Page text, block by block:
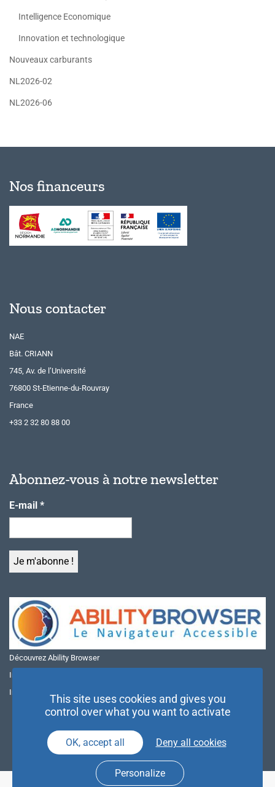
Intelligence Economique
Innovation et technologique
Nouveaux carburants
NL2026-02
NL2026-06
Nos financeurs
Nous contacter
NAE
Bât. CRIANN
745, Av. de l’Université
76800 St-Etienne-du-Rouvray
France
+33 2 32 80 88 00
Abonnez-vous à notre newsletter
E-mail *
Découvrez Ability Browser
Installer Ability Browser sur Windows
Installer Ability Browser sur Mac
This site uses cookies and gives you
control over what you want to activate
OK, accept all Deny all cookies
Personalize